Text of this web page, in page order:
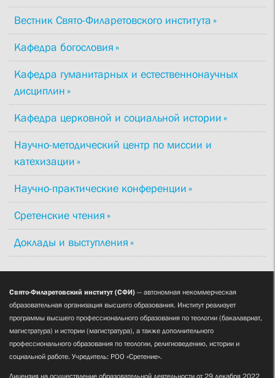
Вестник Свято-Филаретовского института
Кафедра богословия
Кафедра гуманитарных и естественнонаучных
дисциплин
Кафедра церковной и социальной истории
Научно-методический центр по миссии и
катехизации
Научно-практические конференции
Сретенские чтения
Доклады и выступления
Свято-Филаретовский институт (СФИ) — автономная некоммерческая
образовательная организация высшего образования. Институт реализует
программы высшего профессионального образования по теологии (бакалавриат,
магистратура) и истории (магистратура), а также дополнительного
профессионального образования по теологии, религиоведению, истории и
социальной работе. Учредитель: РОО «Сретение».
Лицензия на осуществление образовательной деятельности от 29 декабря 2022